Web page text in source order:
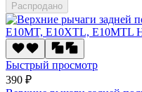
Распродано
Быстрый просмотр
390 ₽